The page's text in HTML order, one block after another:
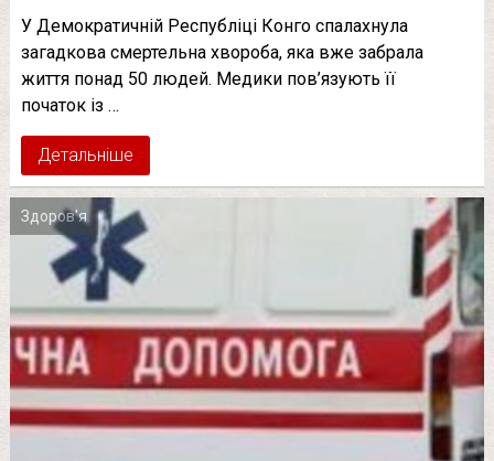
У Демократичній Республіці Конго спалахнула
загадкова смертельна хвороба, яка вже забрала
життя понад 50 людей. Медики пов’язують її
початок із …
Детальніше
Здоров'я